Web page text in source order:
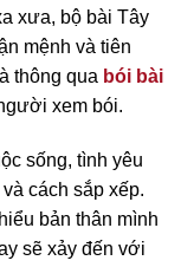
xưa, bộ bài Tây
mệnh và tiên
thông qua bói bài
xem bói.
sống, tình yêu
cách sắp xếp.
bản thân mình
sẽ xảy đến với